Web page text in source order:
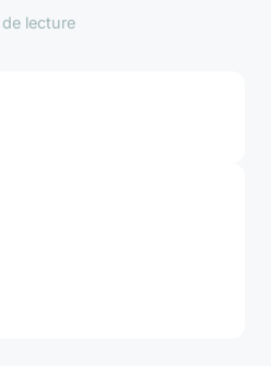
lecture